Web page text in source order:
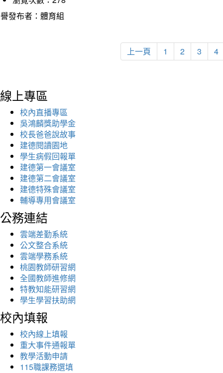
發布者：體育組
上一頁 1 2 3 4
線上專區
校內直播專區
吳鴻麟獎助學金
校長爸爸說故事
建德閱讀園地
學生病假回報單
建德第一會議室
建德第二會議室
建德特殊會議室
輔導專用會議室
公務連結
雲端差勤系統
公文整合系統
雲端學務系統
桃園教師研習網
全國教師進修網
特教知能研習網
學生學習扶助網
校內填報
校內線上填報
重大事件通報單
教學活動申請
115職課務選填